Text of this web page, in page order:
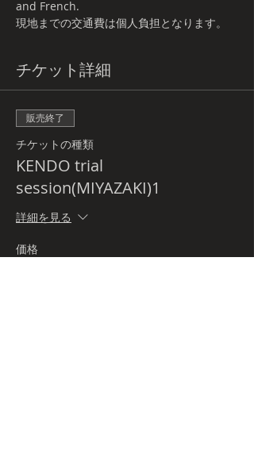
and French.
現地までの交通費は個人負担となります。
チケット詳細
販売終了
チケットの種類
KENDO trial
session(MIYAZAKI)1
詳細を見る
価格